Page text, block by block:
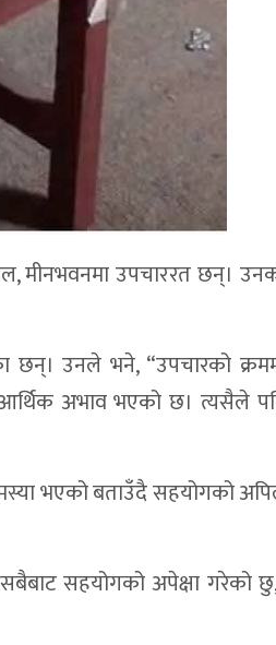
मीनभवनमा उपचाररत छन्।
छन्। उनले भने, “उपचारको
अभाव भएको छ। त्यसैले
भएको बताउँदै सहयोगको
सहयोगको अपेक्षा गरेको